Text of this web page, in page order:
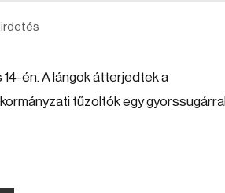
én. A lángok átterjedtek a
tűzoltók egy gyorssugárral